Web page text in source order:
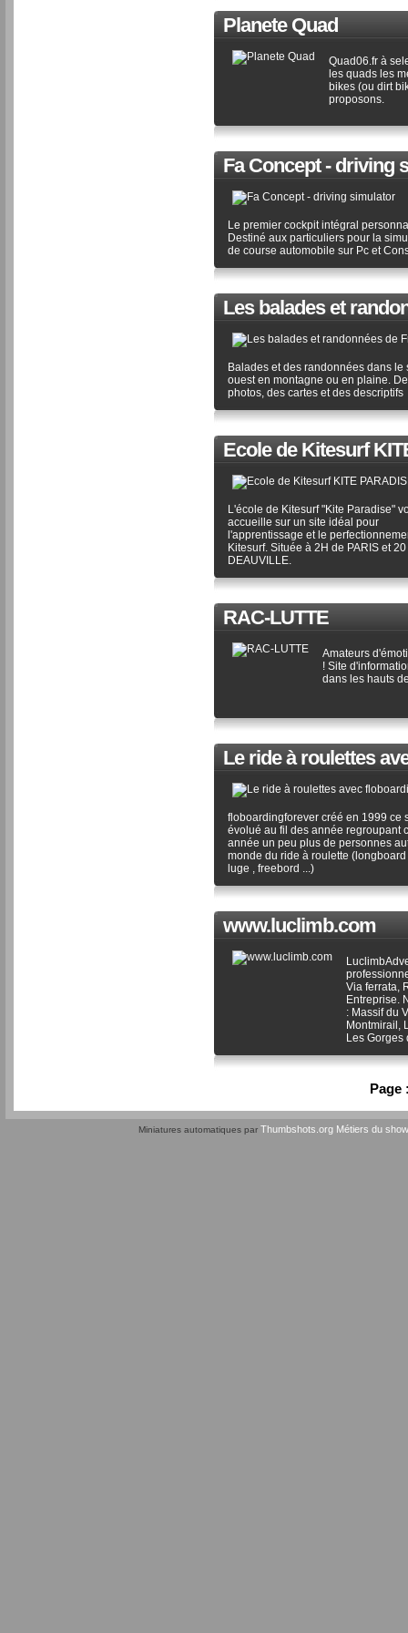
Planete Quad
Quad06.fr à
les quads les
bikes (ou dirt
proposons.
Fa Concept - driving
Le premier cockpit intégral
Destiné aux particuliers pour la
de course automobile sur Pc et
Les balades et
Balades et des randonnées dans le
ouest en montagne ou en plaine.
photos, des cartes et des descriptifs
Ecole de Kitesurf
L'école de Kitesurf "Kite Paradise"
accueille sur un site idéal pour
l'apprentissage et le
Kitesurf. Située à 2H de PARIS et
DEAUVILLE.
RAC-LUTTE
Amateurs
! Site
dans les hauts
Le ride à roulettes
floboardingforever créé en 1999 ce
évolué au fil des année regroupant
année un peu plus de personnes
monde du ride à roulette (longboard
luge , freebord ...)
www.luclimb.com
Via ferrata,
Entreprise.
: Massif du
Montmirail,
Les Gorges
Page
Miniatures automatiques par Thumbshots.org Métiers du